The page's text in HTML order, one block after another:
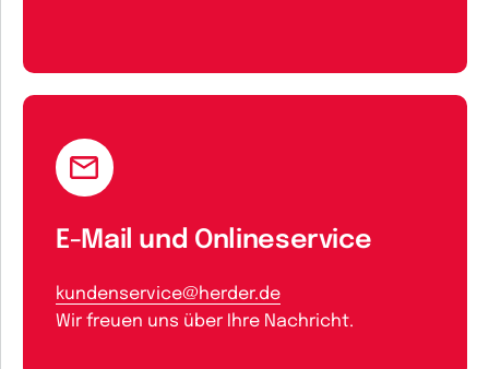
E-Mail und Onlineservice
kundenservice@herder.de
Wir freuen uns über Ihre Nachricht.